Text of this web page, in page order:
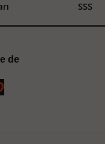
SSS
de